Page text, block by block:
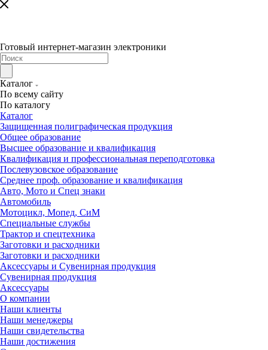
Готовый интернет-магазин электроники
Каталог
По всему сайту
По каталогу
Каталог
Защищенная полиграфическая продукция
Общее образование
Высшее образование и квалификация
Квалификация и профессиональная переподготовка
Послевузовское образование
Среднее проф. образование и квалификация
Авто, Мото и Спец знаки
Автомобиль
Мотоцикл, Мопед, СиМ
Специальные службы
Трактор и спецтехника
Заготовки и расходники
Заготовки и расходники
Аксессуары и Сувенирная продукция
Сувенирная продукция
Аксессуары
О компании
Наши клиенты
Наши менеджеры
Наши свидетельства
Наши достижения